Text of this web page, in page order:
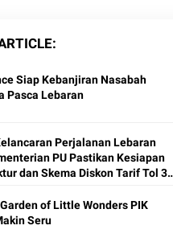
Siap Kebanjiran Nasabah
Pasca Lebaran
Perjalanan Lebaran
PU Pastikan Kesiapan
dan Skema Diskon Tarif Tol 30
of Little Wonders PIK
Seru